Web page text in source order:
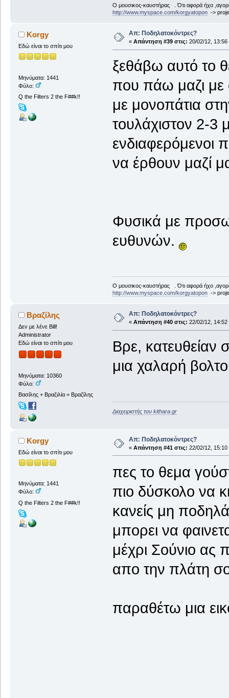
Ο μουσικος-καυστήρας . Ότι αφορά ήχο
http://www.myspace.com/korgyatopon->
Korgy
Εδώ είναι το σπίτι μου
Μηνύματα: 1441
Φύλο:
Q the Filters 2 the F##k!!
Απ: Ποδηλατοκόντρες?
« Απάντηση #39 στις: 20/02/12, 13:56
ξεθάβω αυτό το
που πάω μαζι με
με μονοπάτια
τουλάχιστον 2-3
ενδιαφερόμενοι
να έρθουν μαζί
Φυσικά με
ευθυνών.
Ο μουσικος-καυστήρας . Ότι αφορά ήχο
http://www.myspace.com/korgyatopon->
Βραζίλης
Δεν με λένε Bill!
Administrator
Εδώ είναι το σπίτι μου
Μηνύματα: 10360
Φύλο:
Βασίλης + Βραζιλία = Βραζίλης
Απ: Ποδηλατοκόντρες?
« Απάντηση #40 στις: 22/02/12, 14:52
Βρε,
μια χαλαρή
Διαχειριστής του kithara.gr
Korgy
Εδώ είναι το σπίτι μου
Μηνύματα: 1441
Φύλο:
Q the Filters 2 the F##k!!
Απ: Ποδηλατοκόντρες?
« Απάντηση #41 στις: 22/02/12, 15:10
πες το θεμα
πιο δύσκολο να
κανείς μη
μπορει να
μέχρι Σούνιο ας
απο την πλάτη
παραθέτω μια